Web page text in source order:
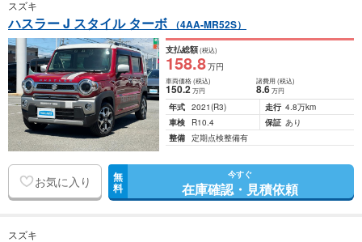
スズキ
ハスラー J スタイル ターボ （4AA-MR52S）
支払総額(税込)
158.8万円
車両価格(税込)
150.2万円
諸費用 (税込)
8.6 万円
年式 2021(R3) 走行 4.8万km
車検
R10.4 保証 あり
整備 定期点検整備有
お気に入り 無
料
今すぐ
在庫確認・見積依頼
スズキ